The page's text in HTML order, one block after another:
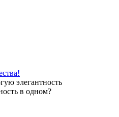
элегантность
в одном?